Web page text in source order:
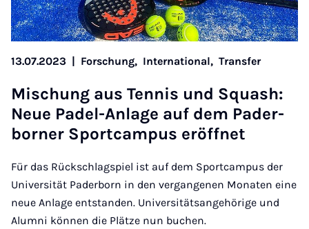
13.07.2023 | Forschung, International, Transfer
Mis­chung aus Ten­nis und Squash:
Neue Padel-An­lage auf dem Pader­
borner Sport­cam­pus er­öffnet
Für das Rückschlagspiel ist auf dem Sportcampus der
Universität Paderborn in den vergangenen Monaten eine
neue Anlage entstanden. Universitätsangehörige und
Alumni können die Plätze nun buchen.